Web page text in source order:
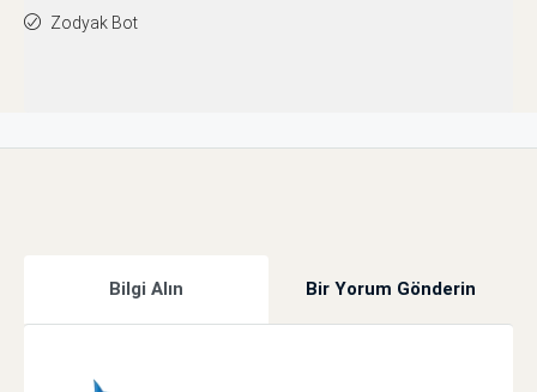
Zodyak Bot
Bilgi Alın Bir Yorum Gönderin